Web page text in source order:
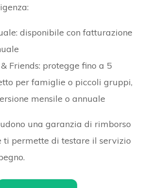
disponibile con fatturazione
Friends: protegge fino a 5
per famiglie o piccoli gruppi,
mensile o annuale
una garanzia di rimborso
ti permette di testare il servizio